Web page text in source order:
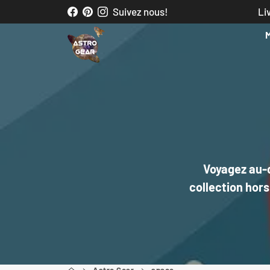
au
Suivez nous!
Voyagez
collection